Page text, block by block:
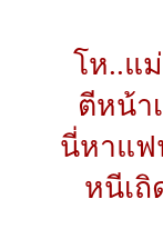
โห..แ
ตีหน้า
นี่หาแฟ
หนีเถิ